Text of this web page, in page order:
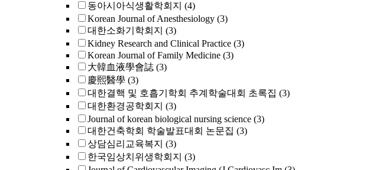
동아시아식생활학회지 (4)
Korean Journal of Anesthesiology (3)
대한소화기학회지 (3)
Kidney Research and Clinical Practice (3)
Korean Journal of Family Medicine (3)
大韓血液學會誌 (3)
慶熙醫學 (3)
대한결핵 및 호흡기학회 추계학술대회 초록집 (3)
대한환경공학회지 (3)
Journal of korean biological nursing science (3)
대한건축학회 학술발표대회 논문집 (3)
상담심리교육복지 (3)
한국임상치위생학회지 (3)